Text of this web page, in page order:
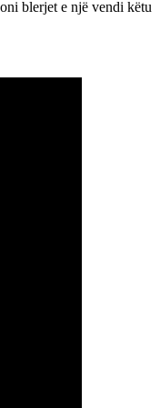
blerjet e një vendi këtu